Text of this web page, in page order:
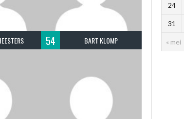
54 BART KLOMP « mei
24
31